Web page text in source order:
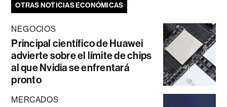
OTRAS NOTICIAS ECONÓMICAS
NEGOCIOS
Principal científico de Huawei
advierte sobre el límite de chips
al que Nvidia se enfrentará
pronto
MERCADOS